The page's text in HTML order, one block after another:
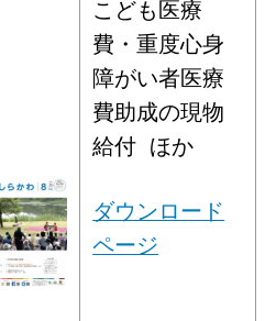
こども医療
費・重度心身
障がい者医療
費助成の現物
給付 ほか
ダウンロード
ページ